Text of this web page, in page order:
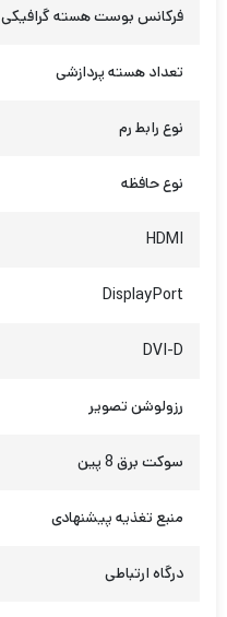
فرکانس بوست هسته گرافیکی
تعداد هسته پردازشی
نوع رابط رم
نوع حافظه
HDMI
DisplayPort
DVI-D
رزولوشن تصویر
سوکت برق 8 پین
منبع تغذیه پیشنهادی
درگاه ارتباطی